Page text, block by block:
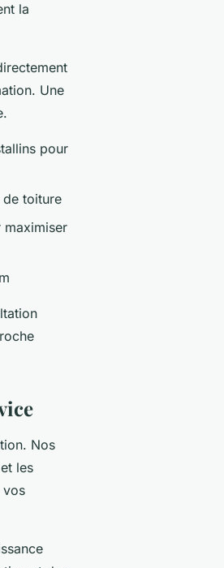
la
Une
pour
toiture
maximiser
Nos
les
vos